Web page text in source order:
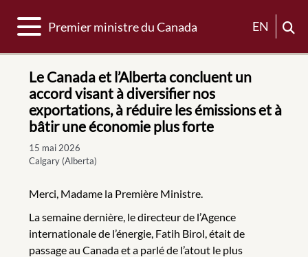
Basculer la navigation
Premier ministre du Canada EN
Le Canada et l’Alberta concluent un
accord visant à diversifier nos
exportations, à réduire les émissions et à
bâtir une économie plus forte
15 mai 2026
Calgary (Alberta)
Merci, Madame la Première Ministre.
La semaine dernière, le directeur de l’Agence
internationale de l’énergie, Fatih Birol, était de
passage au Canada et a parlé de l’atout le plus